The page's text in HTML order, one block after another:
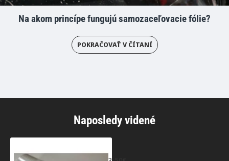
Na akom princípe fungujú samozaceľovacie fólie?
POKRAČOVAŤ V ČÍTANÍ
Naposledy videné